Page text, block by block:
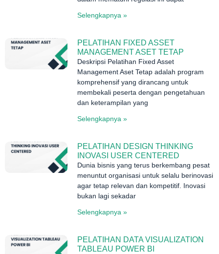
Selengkapnya »
PELATIHAN FIXED ASSET
MANAGEMENT ASET TETAP
Deskripsi Pelatihan Fixed Asset
Management Aset Tetap adalah program
komprehensif yang dirancang untuk
membekali peserta dengan pengetahuan
dan keterampilan yang
Selengkapnya »
PELATIHAN DESIGN THINKING
INOVASI USER CENTERED
Dunia bisnis yang terus berkembang pesat
menuntut organisasi untuk selalu berinovasi
agar tetap relevan dan kompetitif. Inovasi
bukan lagi sekadar
Selengkapnya »
PELATIHAN DATA VISUALIZATION
TABLEAU POWER BI